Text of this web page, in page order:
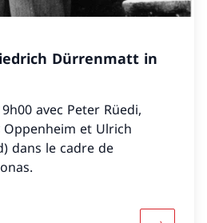
Dürrenmatt in
avec Peter Rüedi,
Oppenheim et Ulrich
dans le cadre de